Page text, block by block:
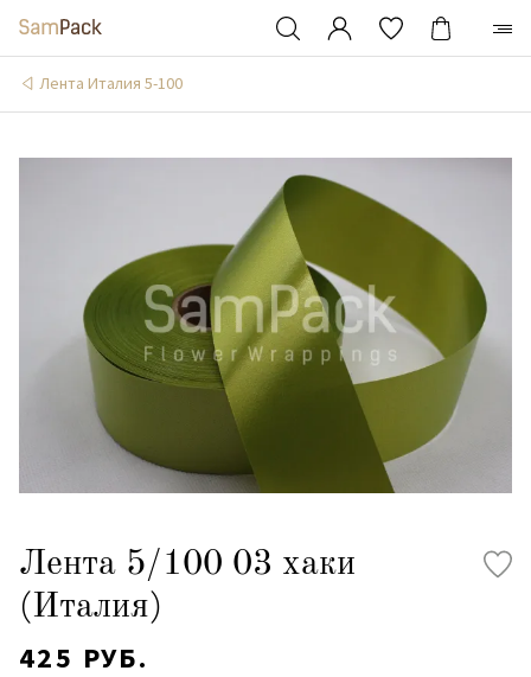
Лента Италия 5-100
Лента 5/100 03 хаки
(Италия)
425 РУБ.